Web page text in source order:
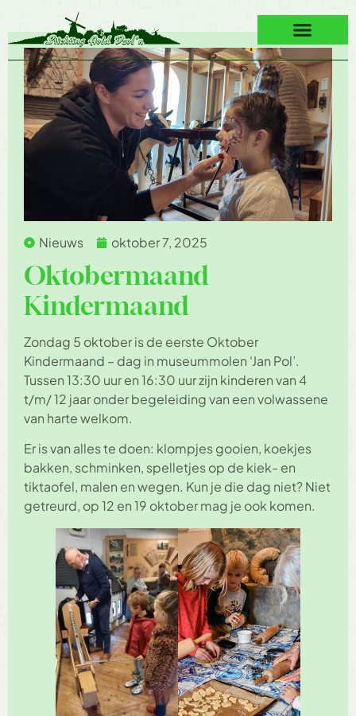
Nieuws oktober 7, 2025
Oktobermaand
Kindermaand
Zondag 5 oktober is de eerste Oktober
Kindermaand – dag in museummolen ‘Jan Pol’.
Tussen 13:30 uur en 16:30 uur zijn kinderen van 4
t/m/ 12 jaar onder begeleiding van een volwassene
van harte welkom.
Er is van alles te doen: klompjes gooien, koekjes
bakken, schminken, spelletjes op de kiek- en
tiktaofel, malen en wegen. Kun je die dag niet? Niet
getreurd, op 12 en 19 oktober mag je ook komen.